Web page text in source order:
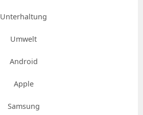
Unterhaltung
Umwelt
Android
Apple
Samsung